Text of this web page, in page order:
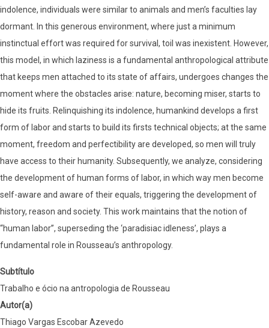
indolence, individuals were similar to animals and men’s faculties lay
dormant. In this generous environment, where just a minimum
instinctual effort was required for survival, toil was inexistent. However,
this model, in which laziness is a fundamental anthropological attribute
that keeps men attached to its state of affairs, undergoes changes the
moment where the obstacles arise: nature, becoming miser, starts to
hide its fruits. Relinquishing its indolence, humankind develops a first
form of labor and starts to build its firsts technical objects; at the same
moment, freedom and perfectibility are developed, so men will truly
have access to their humanity. Subsequently, we analyze, considering
the development of human forms of labor, in which way men become
self-aware and aware of their equals, triggering the development of
history, reason and society. This work maintains that the notion of
“human labor”, superseding the ‘paradisiac idleness’, plays a
fundamental role in Rousseau’s anthropology.
Subtítulo
Trabalho e ócio na antropologia de Rousseau
Autor(a)
Thiago Vargas Escobar Azevedo